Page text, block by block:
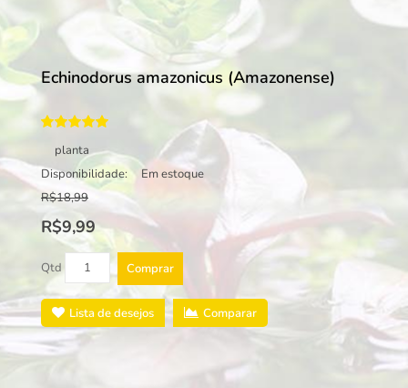
Echinodorus amazonicus (Amazonense)
planta
Disponibilidade:
Em estoque
R$18,99
R$9,99
Qtd Comprar
Lista de desejos Comparar